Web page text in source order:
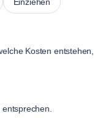
Kosten entstehen,